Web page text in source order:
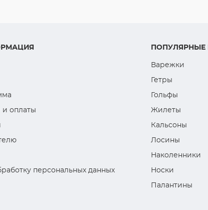
и оплаты
персональных данных
ПОПУЛЯРНЫЕ
Варежки
Гетры
Гольфы
Жилеты
Кальсоны
Лосины
Наколенники
Носки
Палантины